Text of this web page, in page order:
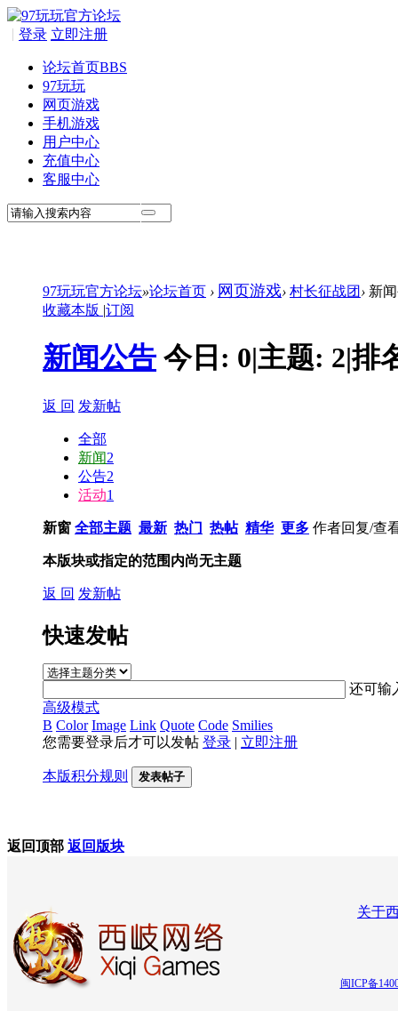
登录
| 立即注册
论坛首页BBS
97玩玩
网页游戏
手机游戏
用户中心
充值中心
客服中心
97玩玩官方论坛»论坛首页 › 网页游戏› 村长征战团 › 新
收藏本版 |订阅
新闻公告 今日: 0|主题: 2|排
返 回 发新帖
全部
新闻2
公告2
活动1
新窗 全部主题 最新 热门 热帖 精华 更多 作者回复/查
本版块或指定的范围内尚无主题
返 回 发新帖
快速发帖
还可输
高级模式
B Color Image Link Quote Code Smilies
您需要登录后才可以发帖 登录 | 立即注册
本版积分规则 发表帖子
返回顶部 返回版块
关于
闽ICP备